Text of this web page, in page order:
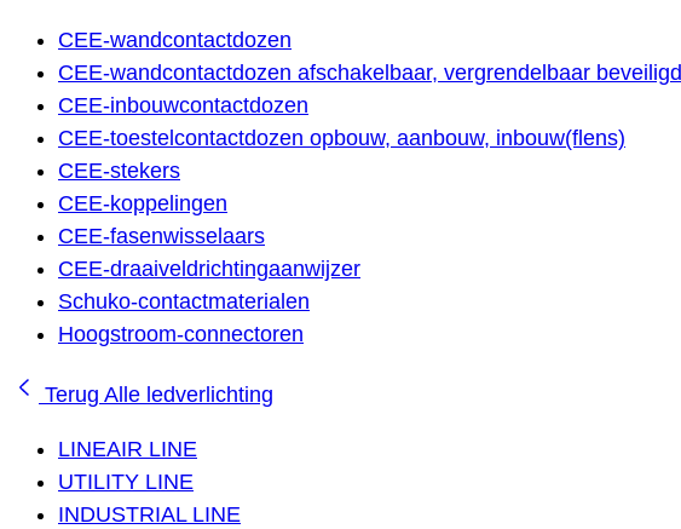
CEE-wandcontactdozen
CEE-wandcontactdozen afschakelbaar, vergrendelbaar beveiligd
CEE-inbouwcontactdozen
CEE-toestelcontactdozen opbouw, aanbouw, inbouw(flens)
CEE-stekers
CEE-koppelingen
CEE-fasenwisselaars
CEE-draaiveldrichtingaanwijzer
Schuko-contactmaterialen
Hoogstroom-connectoren
Terug Alle ledverlichting
LINEAIR LINE
UTILITY LINE
INDUSTRIAL LINE